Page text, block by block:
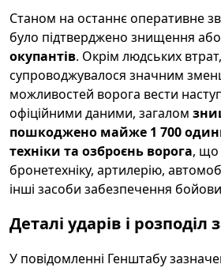
Станом на останнє оперативне
було підтверджено знищення
окупантів. Окрім людських
супроводжувалося значним
можливостей ворога вести
офіційними даними, загалом
пошкоджено майже 1 700
техніки та озброєнь ворога, що
бронетехніку, артилерію,
інші засоби забезпечення
Деталі ударів і
У повідомленні Генштабу